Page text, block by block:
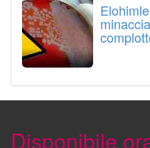
Disponibile